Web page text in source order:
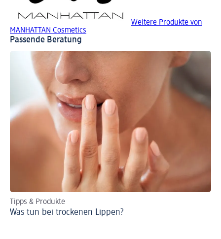
Weitere Produkte von
MANHATTAN Cosmetics
Passende Beratung
Tipps & Produkte
Was tun bei trockenen Lippen?